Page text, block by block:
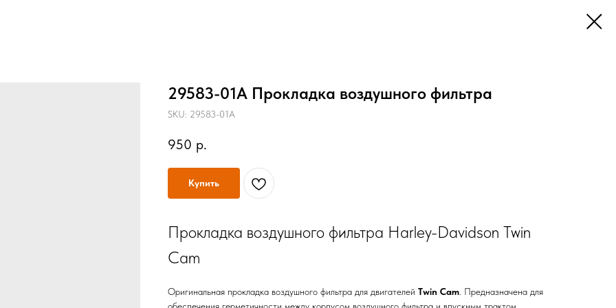
29583-01A Прокладка воздушного фильтра
SKU: 29583-01A
950 р.
Купить
Прокладка воздушного фильтра Harley-Davidson Twin
Cam
Оригинальная прокладка воздушного фильтра для двигателей Twin Cam . Предназначена для